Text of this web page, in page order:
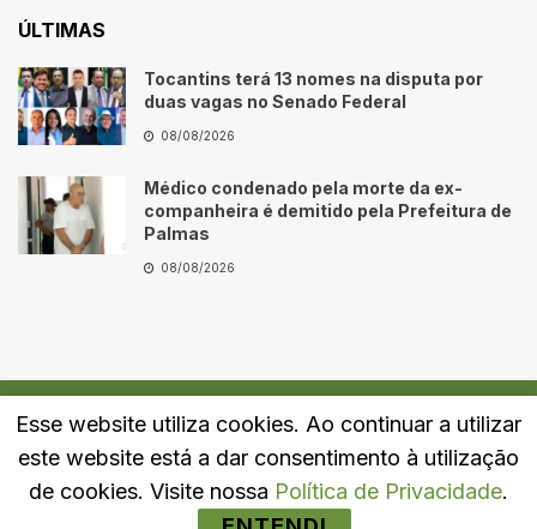
ÚLTIMAS
Tocantins terá 13 nomes na disputa por
duas vagas no Senado Federal
08/08/2026
Médico condenado pela morte da ex-
companheira é demitido pela Prefeitura de
Palmas
08/08/2026
Quem Somos Fale Conosco Política de Privacidade
Esse website utiliza cookies. Ao continuar a utilizar
este website está a dar consentimento à utilização
de cookies. Visite nossa Política de Privacidade.